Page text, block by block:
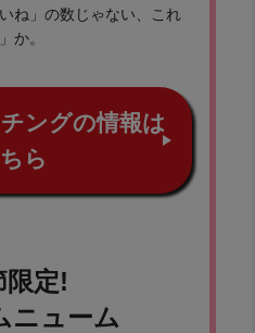
ね」の数じゃない、これ
か。
ングの情報は
ら
限定!
ニューム